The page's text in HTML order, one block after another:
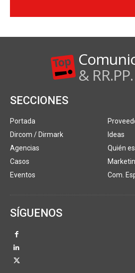
& RR.PP.
SECCIONES
Portada
Dircom / Dirmark
Agencias
Casos
Eventos
Ideas
Quién
Com.
SÍGUENOS